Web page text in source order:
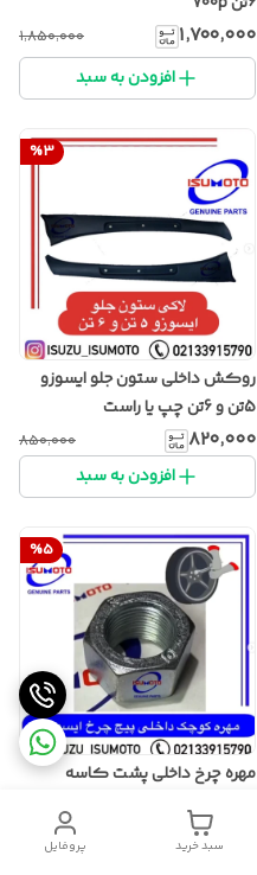
۱٬۷۰۰٬۰۰۰ ۱٬۸۵۰٬۰۰۰
افزودن به سبد
%3
روکش داخلی ستون جلو ایسوزو
5تن و 6تن چپ یا راست
۸۲۰٬۰۰۰ ۸۵۰٬۰۰۰
افزودن به سبد
%5
مهره چرخ داخلی پشت کاسه
۹۰٬۰۰۰ ۹۵٬۰۰۰
پروفایل سبد خرید